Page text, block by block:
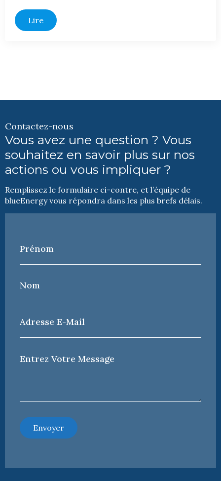
Lire
Contactez-nous
Vous avez une question ? Vous
souhaitez en savoir plus sur nos
actions ou vous impliquer ?
Remplissez le formulaire ci-contre, et l’équipe de
blueEnergy vous répondra dans les plus brefs délais.
Prénom
*
Nom
*
Adresse
e-
mail
Votre
Message
Envoyer